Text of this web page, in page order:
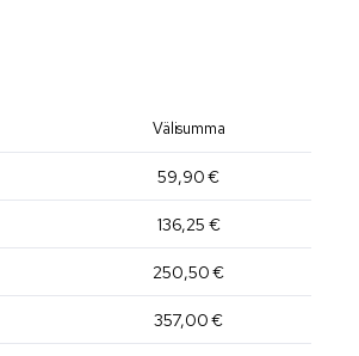
Välisumma
59,90 €
136,25 €
250,50 €
357,00 €